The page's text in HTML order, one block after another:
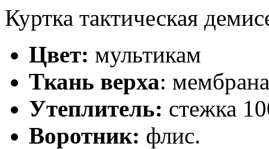
Куртка тактическая
Цвет: мультикам
Ткань верха:
Утеплитель: стежка
Воротник: флис.